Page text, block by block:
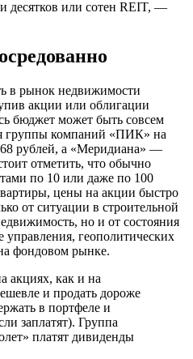
десятков или сотен REIT, —
в рынок недвижимости
акции или облигации
бюджет может быть совсем
группы компаний «ПИК» на
рублей, а «Меридиана» —
отметить, что обычно
по 10 или даже по 100
цены на акции быстро
от ситуации в строительной
но и от состояния
управления, геополитических
фондовом рынке.
акциях, как и на
и продать дороже
в портфеле и
заплатят). Группа
платят дивиденды